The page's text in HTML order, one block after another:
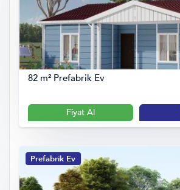
82 m² Prefabrik Ev
Fiyat Al
Prefabrik Ev